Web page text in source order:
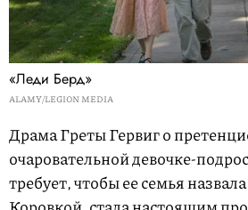
«Леди Берд»
ALAMY/LEGION MEDIA
Драма Греты Гервиг о
очаровательной девочке-
требует, чтобы ее семья